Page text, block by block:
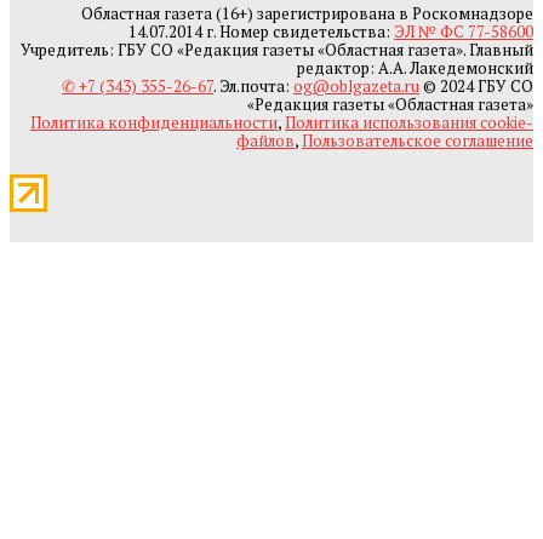
Областная газета (16+) зарегистрирована в Роскомнадзоре
14.07.2014 г. Номер свидетельства: ЭЛ № ФС 77-58600
Учредитель: ГБУ СО «Редакция газеты «Областная газета». Главный
редактор: А.А. Лакедемонский
✆ +7 (343) 355-26-67. Эл.почта: og@oblgazeta.ru© 2024 ГБУ СО
«Редакция газеты «Областная газета»
Политика конфиденциальности,Политика использования cookie-
файлов,Пользовательское соглашение